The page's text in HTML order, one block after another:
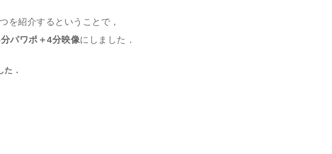
を紹介するということで，
パワポ＋4分映像にしました．
た．